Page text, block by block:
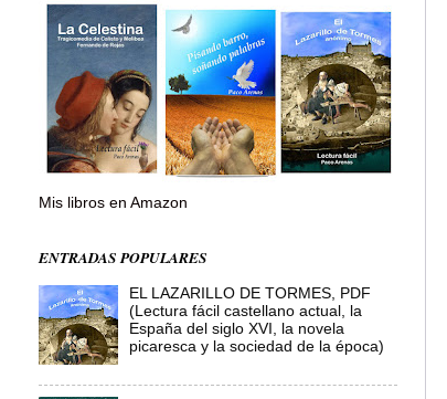
Mis libros en Amazon
ENTRADAS POPULARES
EL LAZARILLO DE TORMES, PDF
(Lectura fácil castellano actual, la
España del siglo XVI, la novela
picaresca y la sociedad de la época)